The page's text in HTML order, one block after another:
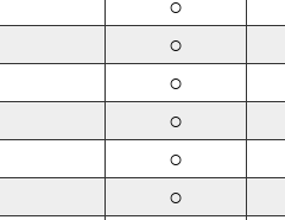
○
○
○
○
○
○